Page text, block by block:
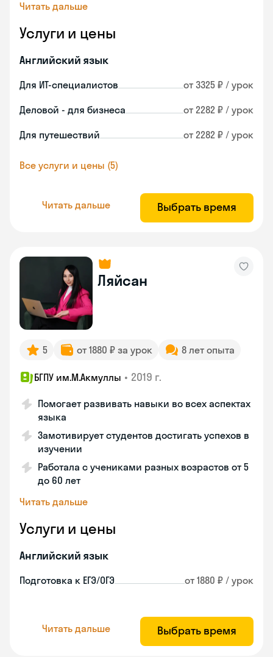
Читать дальше
Услуги и цены
Английский язык
Для ИТ-специалистов от 3325 ₽ / урок
Деловой - для бизнеса от 2282 ₽ / урок
Для путешествий от 2282 ₽ / урок
Все услуги и цены (5)
Читать дальше Выбрать время
Ляйсан
5 от 1880 ₽ за урок 8 лет опыта
БГПУ им.М.Акмуллы • 2019 г.
Помогает развивать навыки во всех аспектах
языка
Замотивирует студентов достигать успехов в
изучении
Работала с учениками разных возрастов от 5
до 60 лет
Читать дальше
Услуги и цены
Английский язык
Подготовка к ЕГЭ/ОГЭ от 1880 ₽ / урок
Читать дальше Выбрать время